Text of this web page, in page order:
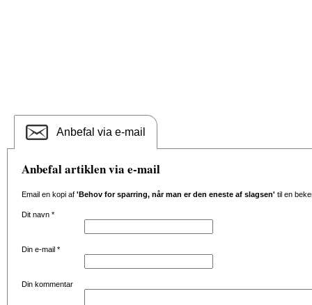
Anbefal via e-mail
Anbefal artiklen via e-mail
Email en kopi af 'Behov for sparring, når man er den eneste af slagsen' til en
Dit navn *
Din e-mail *
Din kommentar